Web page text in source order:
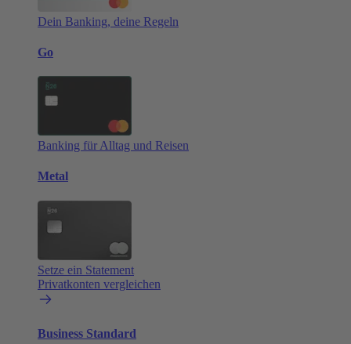
Dein Banking, deine Regeln
Go
Banking für Alltag und Reisen
Metal
Setze ein Statement
Privatkonten vergleichen
Business Standard